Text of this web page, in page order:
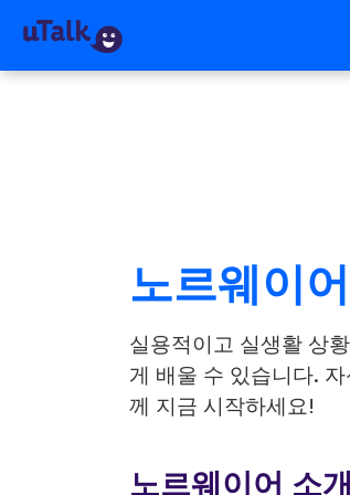
노르웨이
실용적이고 실생활 상
게 배울 수 있습니다.
께 지금 시작하세요!
노르웨이어 소개